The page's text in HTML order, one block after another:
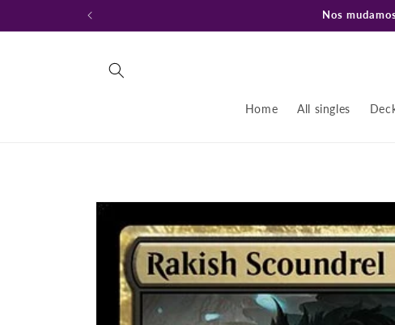
directamente
al contenido
Nos
Home All singles
directamente
información
del producto